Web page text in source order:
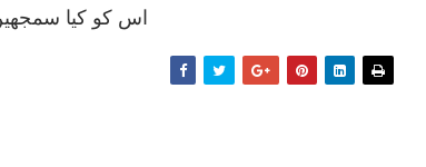
اس کو کيا